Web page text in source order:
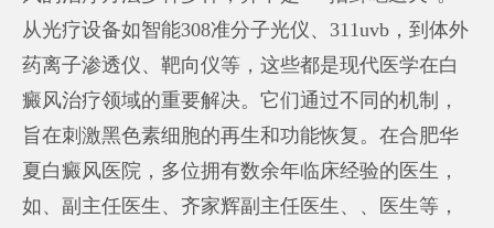
从光疗设备如智能308准分子光仪、311uvb，到体外
药离子渗透仪、靶向仪等，这些都是现代医学在白
癜风治疗领域的重要解决。它们通过不同的机制，
旨在刺激黑色素细胞的再生和功能恢复。在合肥华
夏白癜风医院，多位拥有数余年临床经验的医生，
如、副主任医生、齐家辉副主任医生、、医生等，